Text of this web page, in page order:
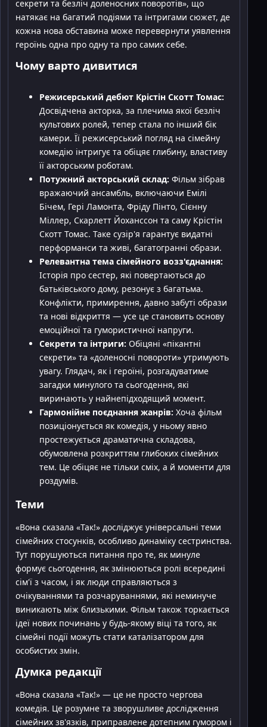
секрети та безліч доленосних поворотів», що
натякає на багатий подіями та інтригами сюжет, де
кожна нова обставина може перевернути уявлення
героїнь одна про одну та про самих себе.
Чому варто дивитися
Режисерський дебют Крістін Скотт Томас:
Досвідчена акторка, за плечима якої безліч
культових ролей, тепер стала по інший бік
камери. Її режисерський погляд на сімейну
комедію інтригує та обіцяє глибину, властиву
її акторським роботам.
Потужний акторський склад: Фільм зібрав
вражаючий ансамбль, включаючи Емілі
Бічем, Гері Ламонта, Фріду Пінто, Сієнну
Міллер, Скарлетт Йоханссон та саму Крістін
Скотт Томас. Таке сузір'я гарантує видатні
перформанси та живі, багатогранні образи.
Релевантна тема сімейного возз'єднання:
Історія про сестер, які повертаються до
батьківського дому, резонує з багатьма.
Конфлікти, примирення, давно забуті образи
та нові відкриття — усе це становить основу
емоційної та гумористичної напруги.
Секрети та інтриги: Обіцяні «пікантні
секрети» та «доленосні повороти» утримують
увагу. Глядач, як і героїні, розгадуватиме
загадки минулого та сьогодення, які
виринають у найнепідходящий момент.
Гармонійне поєднання жанрів: Хоча фільм
позиціонується як комедія, у ньому явно
простежується драматична складова,
обумовлена розкриттям глибоких сімейних
тем. Це обіцяє не тільки сміх, а й моменти для
роздумів.
Теми
«Вона сказала «Так!» досліджує універсальні теми
сімейних стосунків, особливо динаміку сестринства.
Тут порушуються питання про те, як минуле
формує сьогодення, як змінюються ролі всередині
сім'ї з часом, і як люди справляються з
очікуваннями та розчаруваннями, які неминуче
виникають між близькими. Фільм також торкається
ідеї нових починань у будь-якому віці та того, як
сімейні події можуть стати каталізатором для
особистих змін.
Думка редакції
«Вона сказала «Так!» — це не просто чергова
комедія. Це розумне та зворушливе дослідження
сімейних зв'язків, приправлене дотепним гумором і